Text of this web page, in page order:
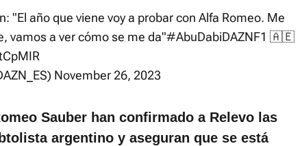
: "El año que viene voy a probar con Alfa Romeo. Me
vamos a ver cómo se me da"#AbuDabiDAZNF1 🇦🇪
November 26, 2023
Sauber han confirmado a Relevo las
argentino y aseguran que se está